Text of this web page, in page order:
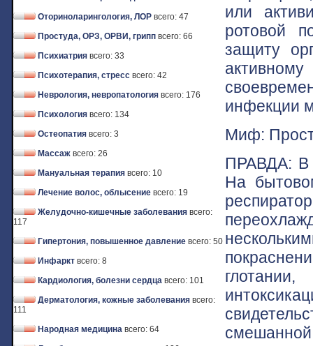
Оториноларингология, ЛОР всего: 47
Простуда, ОРЗ, ОРВИ, грипп всего: 66
Психиатрия всего: 33
Психотерапия, стресс всего: 42
Неврология, невропатология всего: 176
Психология всего: 134
Остеопатия всего: 3
Массаж всего: 26
Мануальная терапия всего: 10
Лечение волос, облысение всего: 19
Желудочно-кишечные заболевания всего:
117
Гипертония, повышенное давление всего: 50
Инфаркт всего: 8
Кардиология, болезни сердца всего: 101
Дерматология, кожные заболевания всего:
111
Народная медицина всего: 64
или
ротовой
защиту
инфекции
Миф:
ПРАВДА: В
На